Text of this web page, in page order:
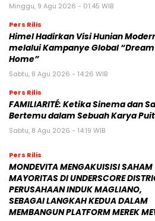
Minggu, 9 Agu 2026 - 01:45 WIB
Pers Rilis
Himel Hadirkan Visi Hunian
melalui Kampanye Global “Dream
Home”
Sabtu, 8 Agu 2026 - 14:26 WIB
Pers Rilis
FAMILIARITÉ: Ketika Sinema dan
Bertemu dalam Sebuah Karya
Sabtu, 8 Agu 2026 - 14:19 WIB
Pers Rilis
MONDEVITA MENGAKUISISI SAHAM
MAYORITAS DI UNDERSCORE
PERUSAHAAN INDUK MAGLIANO,
SEBAGAI LANGKAH KEDUA DALAM
MEMBANGUN PLATFORM MEREK